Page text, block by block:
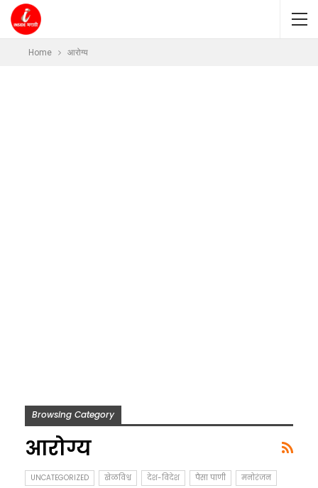
Home आरोग्य
Browsing Category
आरोग्य
UNCATEGORIZED खेळविश्व देश-विदेश पैसा पाणी
मनोरंजन